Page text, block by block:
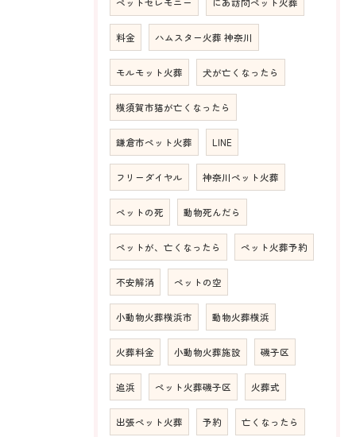
料金 ハムスター火葬 神奈川
モルモット火葬 犬が亡くなったら
横須賀市猫が亡くなったら
鎌倉市ペット火葬 LINE
フリーダイヤル 神奈川ペット火葬
ペットの死 動物死んだら
ペットが、亡くなったら ペット火葬予約
不安解消 ペットの空
小動物火葬横浜市 動物火葬横浜
火葬料金 小動物火葬施設 磯子区
追浜 ペット火葬磯子区 火葬式
出張ペット火葬 予約 亡くなったら